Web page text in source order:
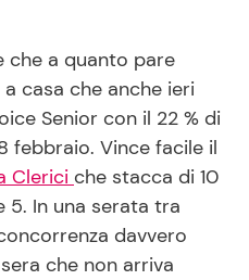
che a quanto pare
casa che anche ieri
Senior con il 22 % di
febbraio. Vince facile il
Clerici che stacca di 10
5. In una serata tra
davvero
che non arriva